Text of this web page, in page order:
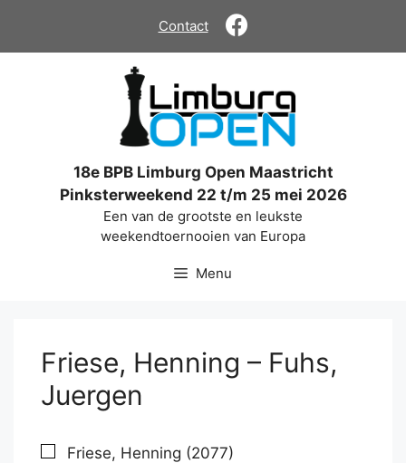
de
Contact
18e BPB Limburg Open Maastricht
Pinksterweekend 22 t/m 25 mei 2026
Een van de grootste en leukste
weekendtoernooien van Europa
Menu
Friese, Henning – Fuhs,
Juergen
Friese, Henning (2077)